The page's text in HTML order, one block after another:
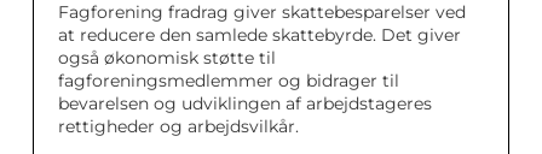
Fagforening fradrag giver skattebesparelser ved
at reducere den samlede skattebyrde. Det giver
også økonomisk støtte til
fagforeningsmedlemmer og bidrager til
bevarelsen og udviklingen af arbejdstageres
rettigheder og arbejdsvilkår.